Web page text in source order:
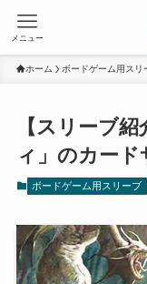
メニュー
ホーム ボードゲーム用スリ
【スリーブ
ィ」のカー
ボードゲーム用スリーブ